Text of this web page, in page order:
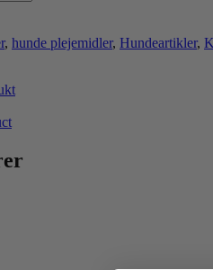
, hunde plejemidler, Hundeartikler,